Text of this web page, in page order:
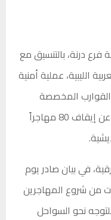
فرع درنة، بالتنسيق مع
الليبية، عملية أمنية
المخصصة
لعمليات الهجرة غير الشرعية، أسفرت عن إيقاف 80 مهاجراً
في بيان صادر يوم
من شروع المهاجرين
نحو السواحل